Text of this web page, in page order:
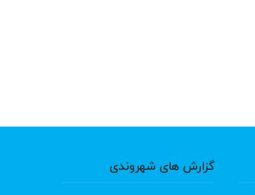
گزارش های شهروندی